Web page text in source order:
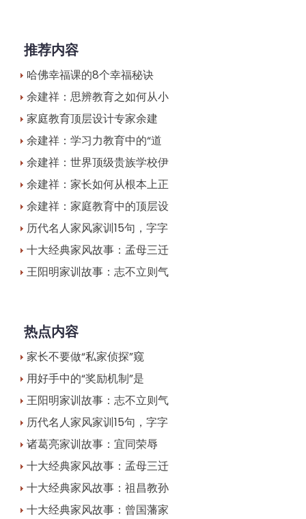
推荐内容
哈佛幸福课的8个幸福秘诀
余建祥：思辨教育之如何从小
家庭教育顶层设计专家余建
余建祥：学习力教育中的“道
余建祥：世界顶级贵族学校伊
余建祥：家长如何从根本上正
余建祥：家庭教育中的顶层设
历代名人家风家训15句，字字
十大经典家风故事：孟母三迁
王阳明家训故事：志不立则气
热点内容
家长不要做“私家侦探”窥
用好手中的“奖励机制”是
王阳明家训故事：志不立则气
历代名人家风家训15句，字字
诸葛亮家训故事：宜同荣辱
十大经典家风故事：孟母三迁
十大经典家风故事：祖昌教孙
十大经典家风故事：曾国藩家